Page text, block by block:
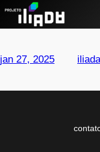
Pular
para
conteúdo
jan 27, 2025